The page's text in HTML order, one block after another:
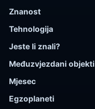
Znanost
Tehnologija
Jeste li znali?
Međuzvjezdani objekti
Mjesec
Egzoplaneti